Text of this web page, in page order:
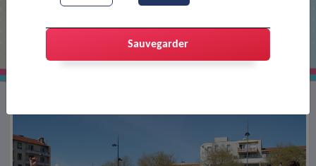
Sauvegarder